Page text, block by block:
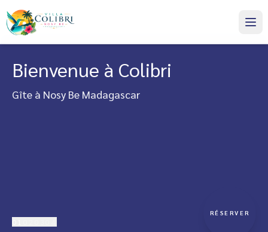
Bienvenue à Colibri
Gîte à Nosy Be Madagascar
RÉSERVER